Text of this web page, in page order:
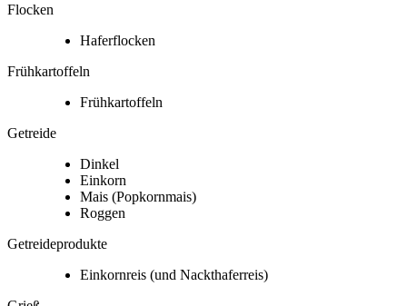
Flocken
Haferflocken
Frühkartoffeln
Frühkartoffeln
Getreide
Dinkel
Einkorn
Mais (Popkornmais)
Roggen
Getreideprodukte
Einkornreis (und Nackthaferreis)